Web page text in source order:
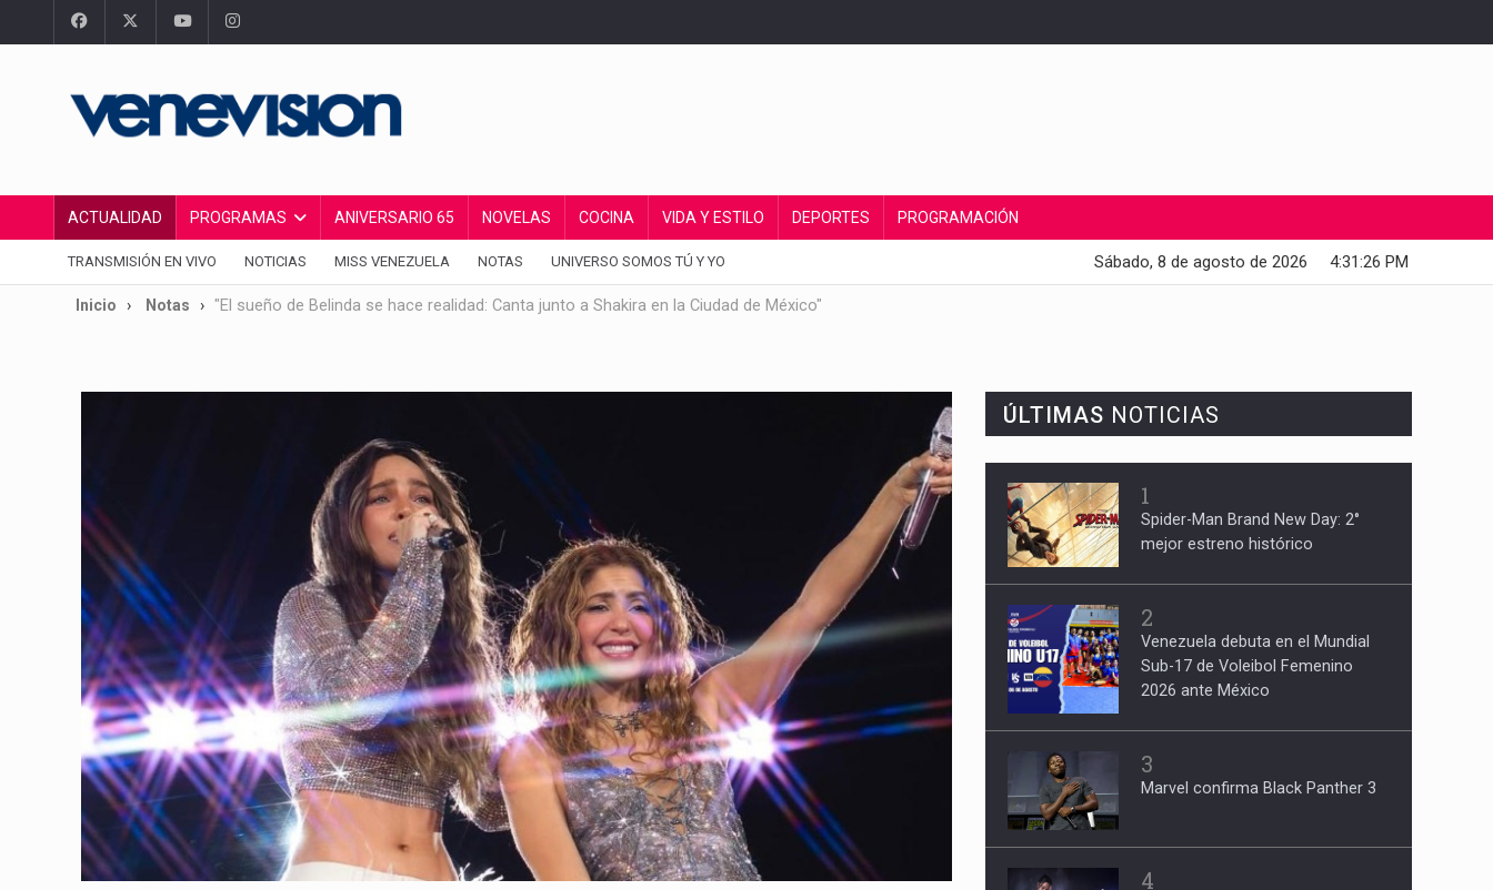
ACTUALIDAD PROGRAMAS ANIVERSARIO 65 NOVELAS COCINA VIDA Y ESTILO DEPORTES PROGRAMACIÓN
TRANSMISIÓN EN VIVO NOTICIAS MISS VENEZUELA NOTAS UNIVERSO SOMOS TÚ Y YO 4:31:27 PM
Sábado, 8 de agosto de 2026
Inicio Notas "El sueño de Belinda se hace realidad: Canta junto a Shakira en la Ciudad de México"
ÚLTIMAS NOTICIAS
1
Spider-Man Brand New Day: 2°
mejor estreno histórico
2
Venezuela debuta en el Mundial
Sub-17 de Voleibol Femenino
2026 ante México
3
Marvel confirma Black Panther 3
4